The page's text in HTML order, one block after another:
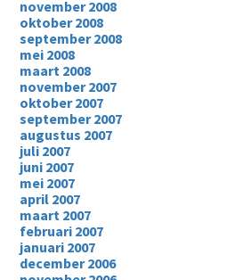
november 2008
oktober 2008
september 2008
mei 2008
maart 2008
november 2007
oktober 2007
september 2007
augustus 2007
juli 2007
juni 2007
mei 2007
april 2007
maart 2007
februari 2007
januari 2007
december 2006